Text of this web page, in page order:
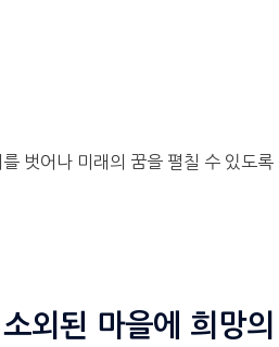
벗어나 미래의 꿈을 펼칠 수 있도록
외된 마을에 희망